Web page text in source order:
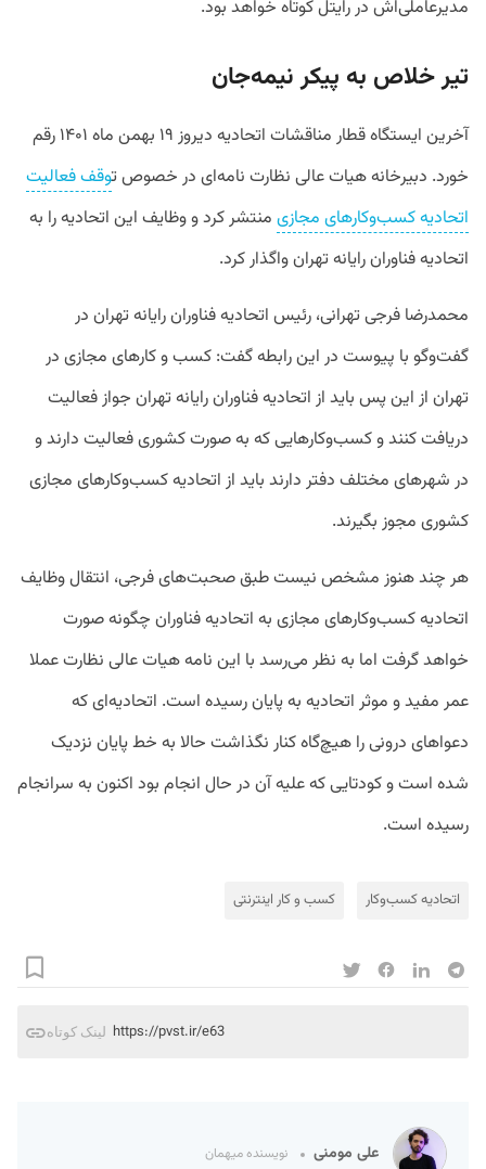
مدیرعاملی‌اش در رایتل کوتاه خواهد بود.
تیر خلاص به پیکر نیمه‌جان
آخرین ایستگاه قطار مناقشات اتحادیه دیروز ۱۹ بهمن ماه ۱۴۰۱ رقم
خورد. دبیرخانه هیات عالی نظارت نامه‌ای در خصوص توقف فعالیت
اتحادیه کسب‌وکارهای مجازی منتشر کرد و وظایف این اتحادیه را به
اتحادیه فناوران رایانه تهران واگذار کرد.
محمدرضا فرجی تهرانی، رئیس اتحادیه فناوران رایانه تهران در
گفت‌وگو با پیوست در این رابطه گفت: کسب و کارهای مجازی در
تهران از این پس باید از اتحادیه فناوران رایانه تهران جواز فعالیت
دریافت کنند و کسب‌وکارهایی که به صورت کشوری فعالیت دارند و
در شهرهای مختلف دفتر دارند باید از اتحادیه کسب‌وکارهای مجازی
کشوری مجوز بگیرند.
هر چند هنوز مشخص نیست طبق صحبت‌های فرجی، انتقال وظایف
اتحادیه کسب‌وکارهای مجازی به اتحادیه فناوران چگونه صورت
خواهد گرفت اما به نظر می‌رسد با این نامه هیات عالی نظارت عملا
عمر مفید و موثر اتحادیه به پایان رسیده است. اتحادیه‌ای که
دعواهای درونی را هیچ‌گاه کنار نگذاشت حالا به خط پایان نزدیک
شده است و کودتایی که علیه آن در حال انجام بود اکنون به سرانجام
رسیده است.
اتحادیه کسب‌و‌کار کسب و کار اینترنتی
لینک کوتاه https://pvst.ir/e63
علی مومنی نویسنده میهمان